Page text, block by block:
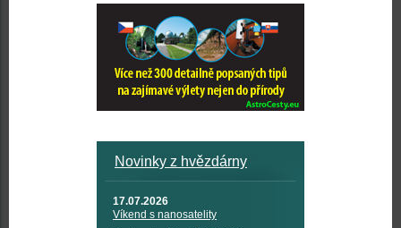
Novinky z hvězdárny
17.07.2026
Víkend s nanosatelity